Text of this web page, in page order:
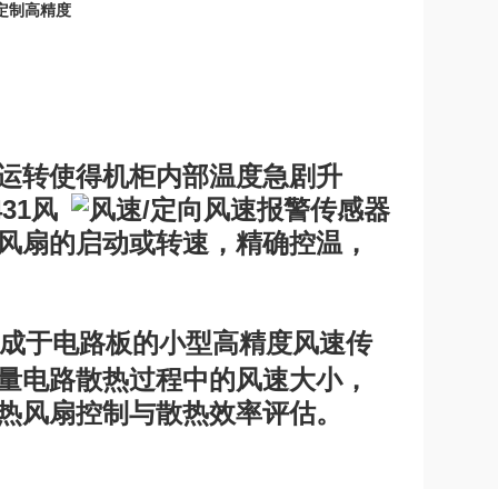
制高精度
转使得机柜内部温度急剧升
风
扇的启动或转速，精确控温，
于电路板的小型高精度风速传
电路散热过程中的风速大小，
扇控制与散热效率评估。